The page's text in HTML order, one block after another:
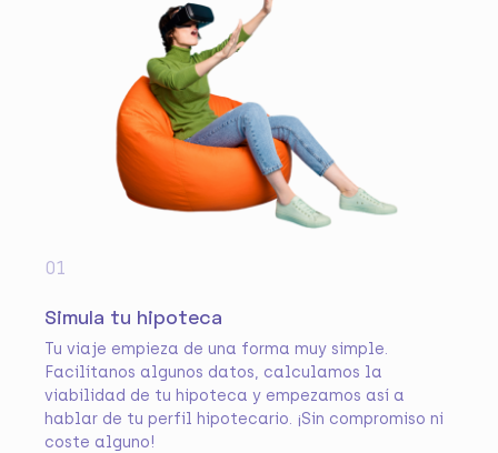
01
Simula tu hipoteca
Tu viaje empieza de una forma muy simple.
Facilítanos algunos datos, calculamos la
viabilidad de tu hipoteca y empezamos así a
hablar de tu perfil hipotecario. ¡Sin compromiso ni
coste alguno!